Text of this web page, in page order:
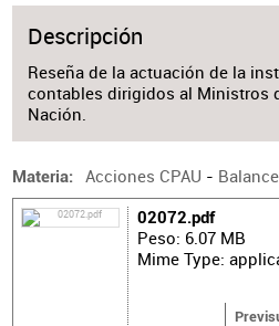
Descripción
Reseña de la actuación de la
contables dirigidos al Ministros
Nación.
Materia Acciones CPAU -
02072.pdf
Peso: 6.07 MB
Mime Type: